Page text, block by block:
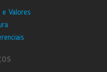
e Valores